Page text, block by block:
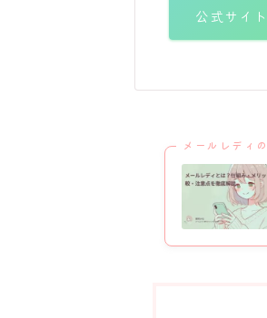
公式サイ
メールレディ